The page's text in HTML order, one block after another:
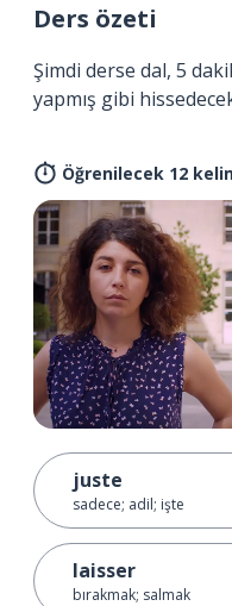
Ders özeti
Şimdi derse dal, 5
yapmış gibi
Öğrenilecek 12
juste
sadece; adil; işte
laisser
bırakmak; salmak